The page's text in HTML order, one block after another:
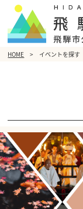
HOME イベントを探す